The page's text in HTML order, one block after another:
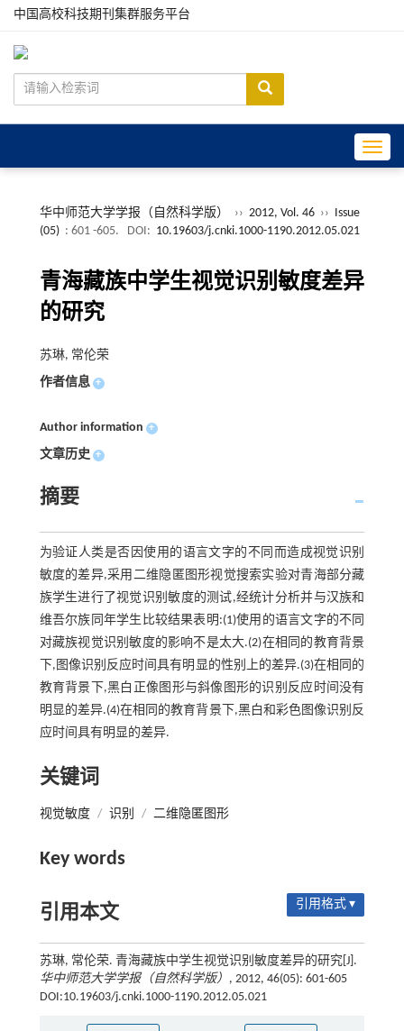
中国高校科技期刊集群服务平台
华中师范大学学报（自然科学版） ›› 2012, Vol. 46 ›› Issue
(05) : 601 -605. DOI: 10.19603/j.cnki.1000-1190.2012.05.021
青海藏族中学生视觉识别敏度差异
的研究
苏琳, 常伦荣
作者信息 +
Author information +
文章历史 +
摘要
为验证人类是否因使用的语言文字的不同而造成视觉识别
敏度的差异,采用二维隐匿图形视觉搜索实验对青海部分藏
族学生进行了视觉识别敏度的测试,经统计分析并与汉族和
维吾尔族同年学生比较结果表明:(1)使用的语言文字的不同
对藏族视觉识别敏度的影响不是太大.(2)在相同的教育背景
下,图像识别反应时间具有明显的性别上的差异.(3)在相同的
教育背景下,黑白正像图形与斜像图形的识别反应时间没有
明显的差异.(4)在相同的教育背景下,黑白和彩色图像识别反
应时间具有明显的差异.
关键词
视觉敏度 / 识别 / 二维隐匿图形
Key words
引用本文 引用格式 ▾
苏琳, 常伦荣. 青海藏族中学生视觉识别敏度差异的研究[J].
华中师范大学学报（自然科学版） , 2012, 46(05): 601-605
DOI:10.19603/j.cnki.1000-1190.2012.05.021